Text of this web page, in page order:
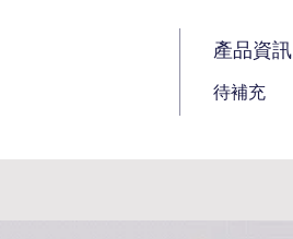
產品資訊
待補充